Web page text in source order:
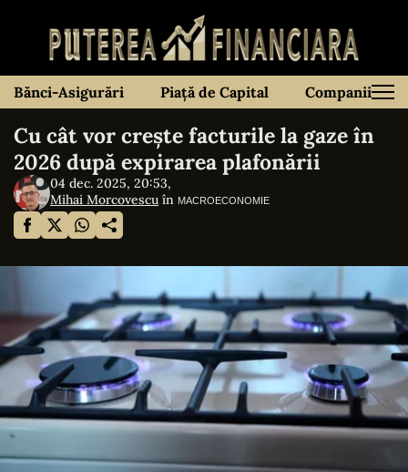
Bănci-Asigurări Piață de Capital Companii
Cu cât vor crește facturile la gaze în
2026 după expirarea plafonării
04 dec. 2025, 20:53,
Mihai Morcovescu în MACROECONOMIE